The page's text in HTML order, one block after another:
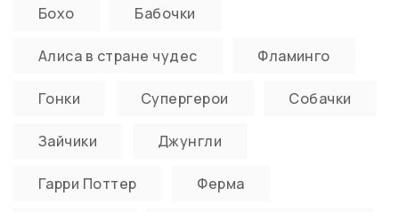
Бохо Бабочки
Алиса в стране чудес Фламинго
Гонки Супергерои Собачки
Зайчики Джунгли
Гарри Поттер Ферма